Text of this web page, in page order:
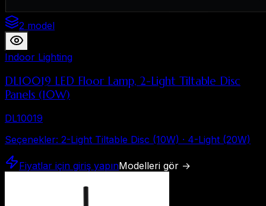
2 model
Indoor Lighting
DL10019 LED Floor Lamp, 2-Light Tiltable Disc
Panels (10W)
DL10019
Seçenekler: 2-Light Tiltable Disc (10W) · 4-Light (20W)
Fiyatlar için giriş yapınModelleri gör →